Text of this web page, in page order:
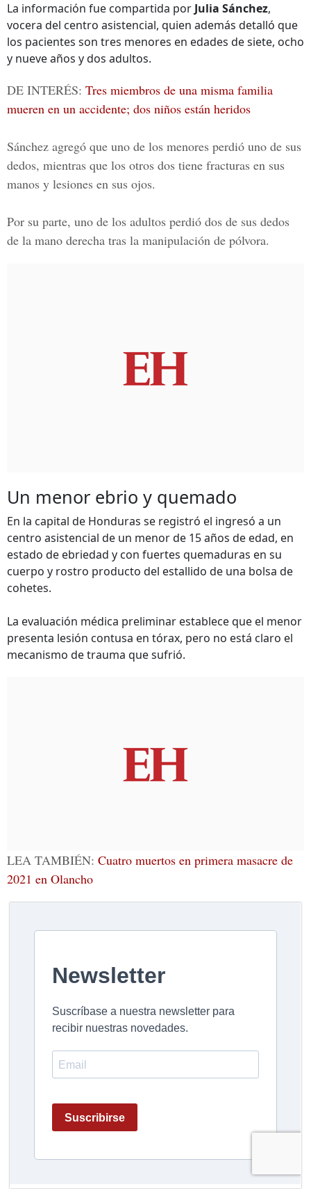
La información fue compartida por Julia Sánchez,
vocera del centro asistencial, quien además detalló que
los pacientes son tres menores en edades de siete, ocho
y nueve años y dos adultos.
DE INTERÉS: Tres miembros de una misma familia
mueren en un accidente; dos niños están heridos
Sánchez agregó que uno de los menores perdió uno de sus
dedos, mientras que los otros dos tiene fracturas en sus
manos y lesiones en sus ojos.
Por su parte, uno de los adultos perdió dos de sus dedos
de la mano derecha tras la manipulación de pólvora.
Un menor ebrio y quemado
En la capital de Honduras se registró el ingresó a un
centro asistencial de un menor de 15 años de edad, en
estado de ebriedad y con fuertes quemaduras en su
cuerpo y rostro producto del estallido de una bolsa de
cohetes.
La evaluación médica preliminar establece que el menor
presenta lesión contusa en tórax, pero no está claro el
mecanismo de trauma que sufrió.
LEA TAMBIÉN: Cuatro muertos en primera masacre de
2021 en Olancho